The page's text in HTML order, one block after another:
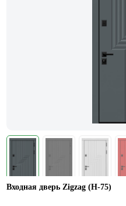
Входная дверь Zigzag (Н-75)